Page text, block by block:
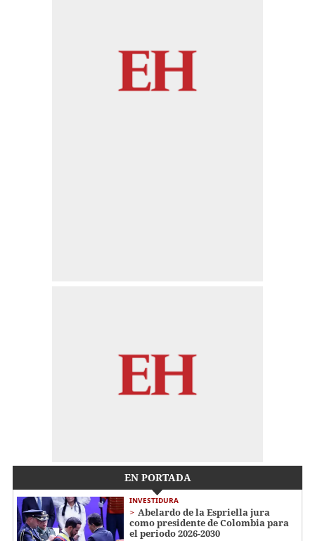
EN PORTADA
INVESTIDURA
Abelardo de la Espriella jura
como presidente de Colombia para
el periodo 2026-2030